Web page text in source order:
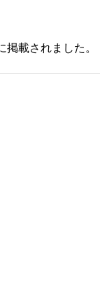
掲載されました。